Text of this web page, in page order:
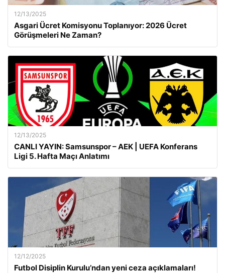
12/13/2025
Asgari Ücret Komisyonu Toplanıyor: 2026 Ücret
Görüşmeleri Ne Zaman?
12/13/2025
CANLI YAYIN: Samsunspor – AEK | UEFA Konferans
Ligi 5. Hafta Maçı Anlatımı
12/12/2025
Futbol Disiplin Kurulu’ndan yeni ceza açıklamaları!